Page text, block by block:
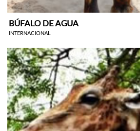
BÚFALO DE AGUA
INTERNACIONAL